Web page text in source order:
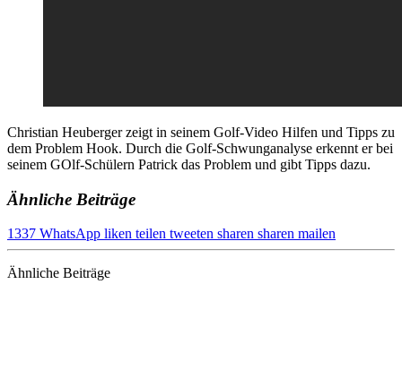
Christian Heuberger zeigt in seinem Golf-Video Hilfen und Tipps zu
dem Problem Hook. Durch die Golf-Schwunganalyse erkennt er bei
seinem GOlf-Schülern Patrick das Problem und gibt Tipps dazu.
Ähnliche Beiträge
1337 WhatsApp liken teilen tweeten sharen sharen mailen
Ähnliche Beiträge